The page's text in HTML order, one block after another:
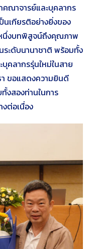
ณาจารย์และบุคลากร
นเกียรติอย่างยิ่งของ
หนึ่งบทพิสูจน์ถึงคุณภาพ
ระดับนานาชาติ พร้อมทั้ง
คลากรรุ่นใหม่ในสาย
า ขอแสดงความยินดี
งสองท่านในการ
ต่อเนื่อง